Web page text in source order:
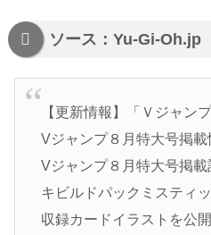
ソース：Yu-Gi-Oh.jp
【更新情報】「Ｖジャン
Vジャンプ８月特大号掲載
Vジャンプ８月特大号掲
キビルドパックミスティ
収録カードイラストを公開